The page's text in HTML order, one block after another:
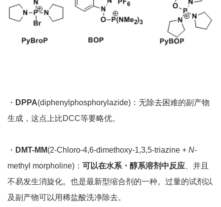
・ DPPA(diphenylphosphorylazide)：无除去困难的副产物
生成，这点上比DCC等要略优。
・ DMT-MM(2-Chloro-4,6-dimethoxy-1,3,5-triazine + N-
methyl morpholine)： 可以在水系・醇系溶剂中反应 、并且
不易发生消旋化。也是最新型缩合剂的一种。过量的试剂以
及副产物可以用稀盐酸洗净除去。